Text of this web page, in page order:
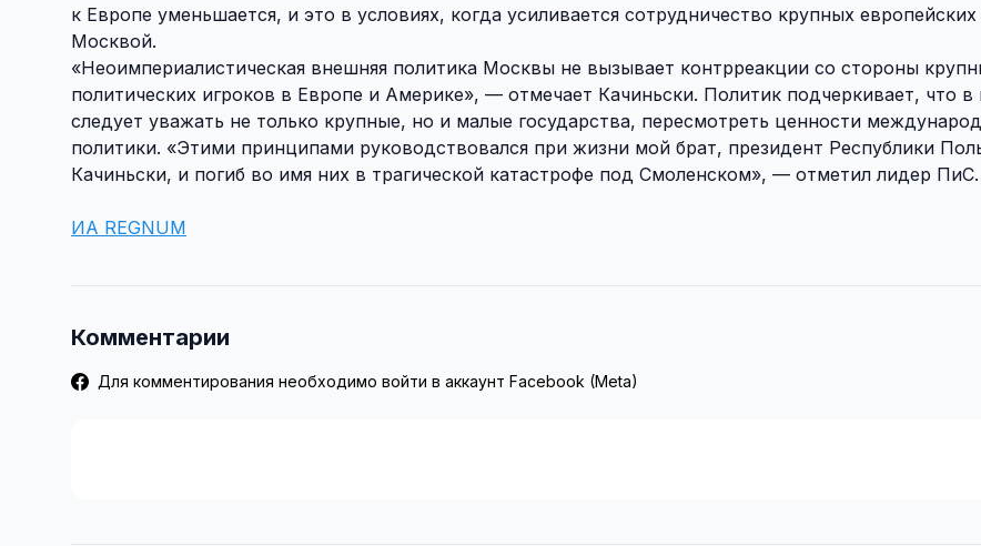
к Европе уменьшается, и это в условиях, когда усиливается сотрудничество крупных европейских
Москвой.
«Неоимпериалистическая внешняя политика Москвы не вызывает контрреакции со стороны
политических игроков в Европе и Америке», — отмечает Качиньски. Политик подчеркивает, что в
следует уважать не только крупные, но и малые государства, пересмотреть ценности
политики. «Этими принципами руководствовался при жизни мой брат, президент Республики
Качиньски, и погиб во имя них в трагической катастрофе под Смоленском», — отметил лидер ПиС.
ИА REGNUM
Комментарии
Для комментирования необходимо войти в аккаунт Facebook (Meta)